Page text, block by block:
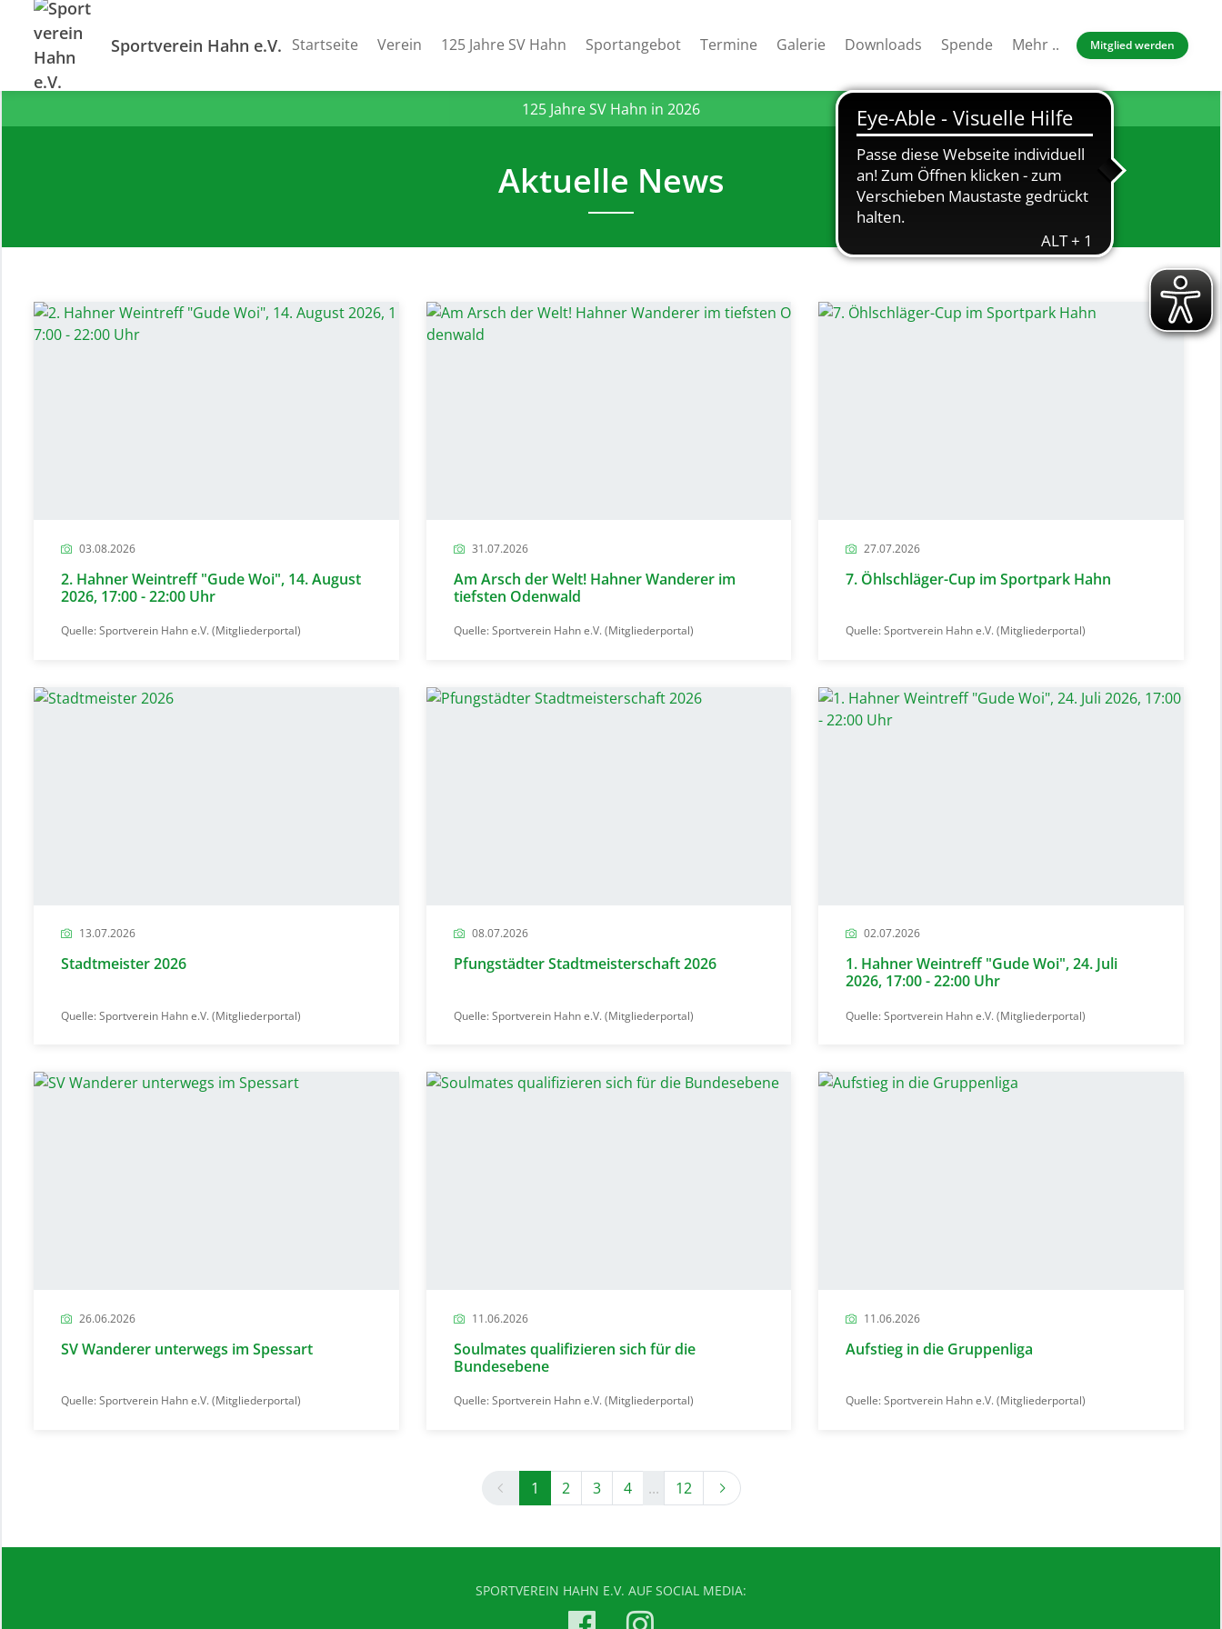
Sportverein Hahn e.V. Startseite Verein 125 Jahre SV Hahn Sportangebot Termine Galerie Downloads Spende Mehr .. Mitglied werden
125 Jahre SV Hahn in 2026
Aktuelle News
03.08.2026
2. Hahner Weintreff "Gude Woi", 14. August
2026, 17:00 - 22:00 Uhr
Quelle: Sportverein Hahn e.V. (Mitgliederportal)
31.07.2026
Am Arsch der Welt! Hahner Wanderer im
tiefsten Odenwald
Quelle: Sportverein Hahn e.V. (Mitgliederportal)
27.07.2026
7. Öhlschläger-Cup im Sportpark Hahn
Quelle: Sportverein Hahn e.V. (Mitgliederportal)
13.07.2026
Stadtmeister 2026
Quelle: Sportverein Hahn e.V. (Mitgliederportal)
08.07.2026
Pfungstädter Stadtmeisterschaft 2026
Quelle: Sportverein Hahn e.V. (Mitgliederportal)
02.07.2026
1. Hahner Weintreff "Gude Woi", 24. Juli
2026, 17:00 - 22:00 Uhr
Quelle: Sportverein Hahn e.V. (Mitgliederportal)
26.06.2026
SV Wanderer unterwegs im Spessart
Quelle: Sportverein Hahn e.V. (Mitgliederportal)
11.06.2026
Soulmates qualifizieren sich für die
Bundesebene
Quelle: Sportverein Hahn e.V. (Mitgliederportal)
11.06.2026
Aufstieg in die Gruppenliga
Quelle: Sportverein Hahn e.V. (Mitgliederportal)
Previous
1 2 3 4 ... 12 Next
SPORTVEREIN HAHN E.V. AUF SOCIAL MEDIA: